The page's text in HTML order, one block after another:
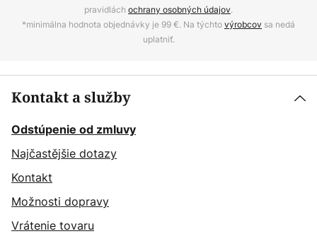
pravidlách ochrany osobných údajov.
*minimálna hodnota objednávky je 99 €. Na týchtovýrobcov sa nedá
uplatniť.
Kontakt a služby
Odstúpenie od zmluvy
Najčastějšie dotazy
Kontakt
Možnosti dopravy
Vrátenie tovaru